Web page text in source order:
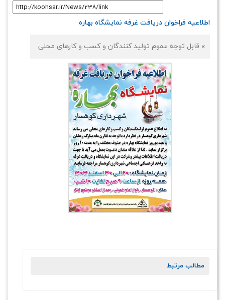
اطلاعیه فراخوان دریافت غرفه نمایشگاه بهاره
» قابل توجه عموم تولید کنندگان و کسب و کارهای محلی
مطالب مرتبط